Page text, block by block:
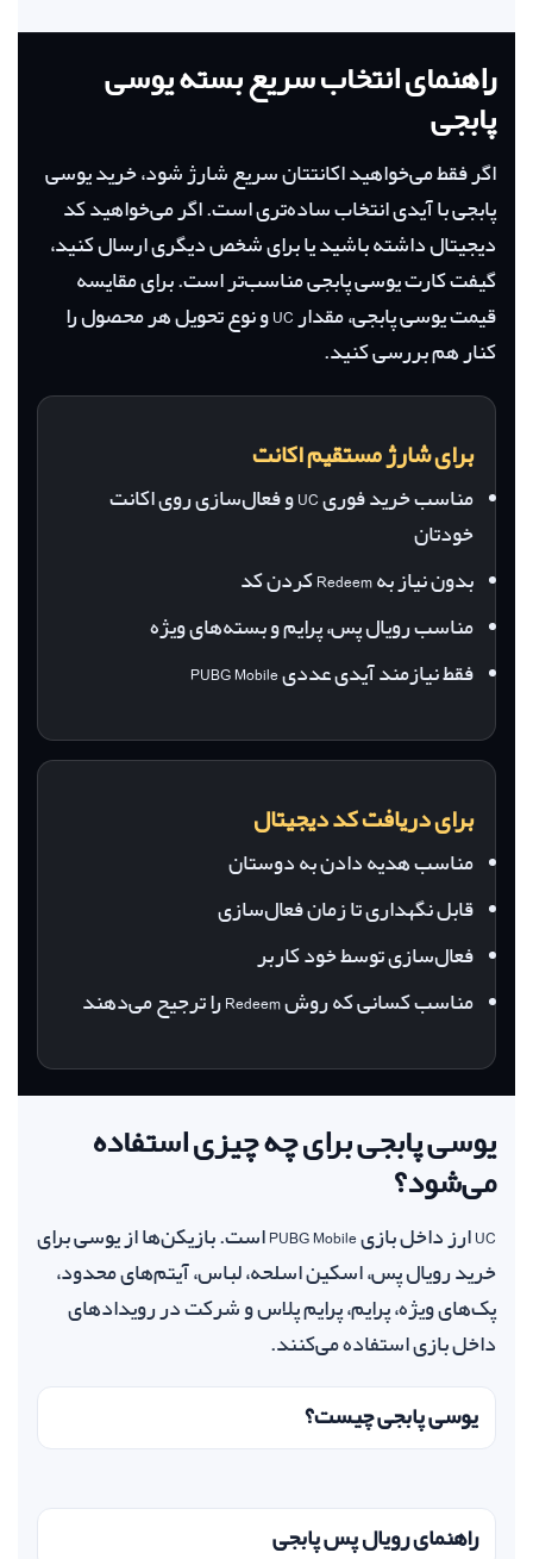
راهنمای انتخاب سریع بسته یوسی
پابجی
اگر فقط می‌خواهید اکانتتان سریع شارژ شود، خرید یوسی
پابجی با آیدی انتخاب ساده‌تری است. اگر می‌خواهید کد
دیجیتال داشته باشید یا برای شخص دیگری ارسال کنید،
گیفت کارت یوسی پابجی مناسب‌تر است. برای مقایسه
قیمت یوسی پابجی، مقدار UC و نوع تحویل هر محصول را
کنار هم بررسی کنید.
برای شارژ مستقیم اکانت
مناسب خرید فوری UC و فعال‌سازی روی اکانت
خودتان
بدون نیاز به Redeem کردن کد
مناسب رویال پس، پرایم و بسته‌های ویژه
فقط نیازمند آیدی عددی PUBG Mobile
برای دریافت کد دیجیتال
مناسب هدیه دادن به دوستان
قابل نگهداری تا زمان فعال‌سازی
فعال‌سازی توسط خود کاربر
مناسب کسانی که روش Redeem را ترجیح می‌دهند
یوسی پابجی برای چه چیزی استفاده
می‌شود؟
UC ارز داخل بازی PUBG Mobile است. بازیکن‌ها از یوسی برای
خرید رویال پس، اسکین اسلحه، لباس، آیتم‌های محدود،
پک‌های ویژه، پرایم، پرایم پلاس و شرکت در رویدادهای
داخل بازی استفاده می‌کنند.
یوسی پابجی چیست؟
راهنمای رویال پس پابجی